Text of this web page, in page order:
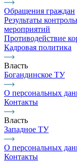
Обращения граждан
Результаты
мероприятий
Противодействие
Кадровая политика
Власть
Богандинское ТУ
О персональных
Контакты
Власть
Западное ТУ
О персональных
Контакты